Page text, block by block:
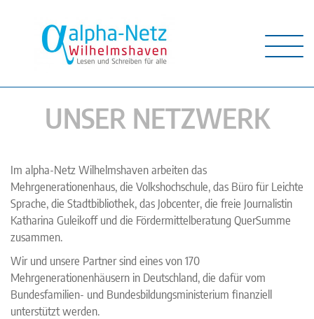
UNSER NETZWERK
Im alpha-Netz Wilhelmshaven arbeiten das
Mehrgenerationenhaus, die Volkshochschule, das Büro für Leichte
Sprache, die Stadtbibliothek, das Jobcenter, die freie Journalistin
Katharina Guleikoff und die Fördermittelberatung QuerSumme
zusammen.
Wir und unsere Partner sind eines von 170
Mehrgenerationenhäusern in Deutschland, die dafür vom
Bundesfamilien- und Bundesbildungsministerium finanziell
unterstützt werden.